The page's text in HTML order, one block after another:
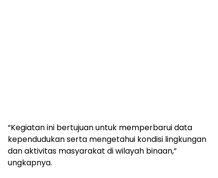
“Kegiatan ini bertujuan untuk memperbarui data
kependudukan serta mengetahui kondisi lingkungan
dan aktivitas masyarakat di wilayah binaan,”
ungkapnya.